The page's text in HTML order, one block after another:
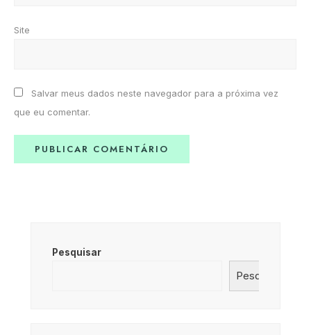
Site
Salvar meus dados neste navegador para a próxima vez
que eu comentar.
Pesquisar
Pesquisar